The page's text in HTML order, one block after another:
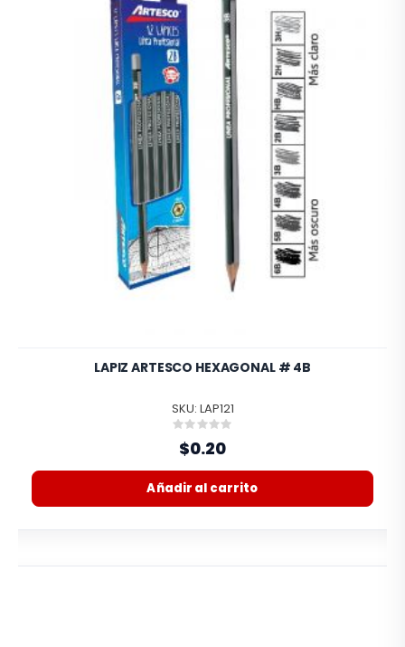
LAPIZ ARTESCO HEXAGONAL # 4B
SKU: LAP121
Rating:
0%
$0.20
Añadir al carrito